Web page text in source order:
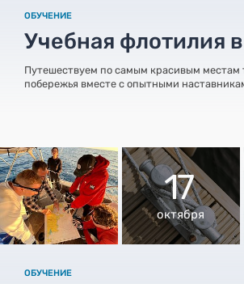
ОБУЧЕНИЕ
Учебная флотилия
Путешествуем по самым красивым местам
побережья вместе с опытными
17
октября
ОБУЧЕНИЕ